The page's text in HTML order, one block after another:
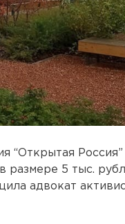
“Открытая
размере 5 тыс.
адвокат